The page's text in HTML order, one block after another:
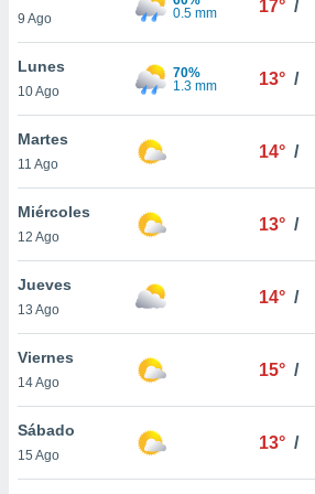
más
nuestra
y
de
disponible
cookies
aceptar
9 Ago
0.5 mm
17° /
Lunes
10 Ago
70%
1.3 mm
13° /
Martes
11 Ago
14° /
Miércoles
12 Ago
13° /
Jueves
13 Ago
14° /
Viernes
14 Ago
15° /
Sábado
15 Ago
13° /